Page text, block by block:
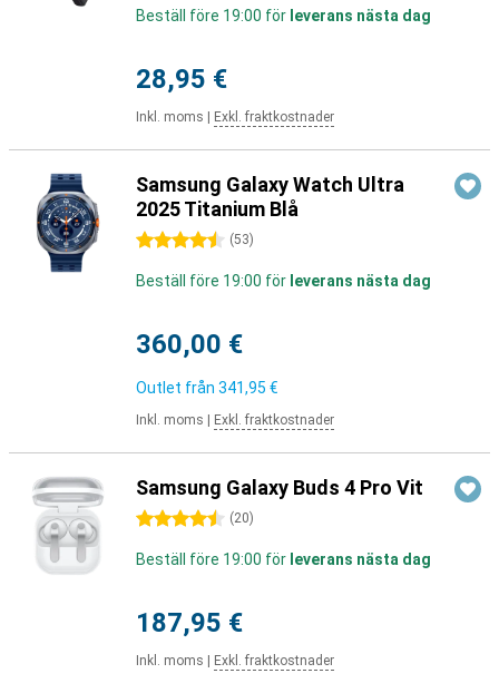
Beställ före 19:00 för leverans nästa dag
28,95 €
Inkl. moms Exkl. fraktkostnader
Samsung Galaxy Watch Ultra
2025 Titanium Blå
4.5 stjärnor (53)
Beställ före 19:00 för leverans nästa dag
360,00 €
Outlet från 341,95 €
Inkl. moms Exkl. fraktkostnader
Samsung Galaxy Buds 4 Pro Vit
4.5 stjärnor (20)
Beställ före 19:00 för leverans nästa dag
187,95 €
Inkl. moms Exkl. fraktkostnader